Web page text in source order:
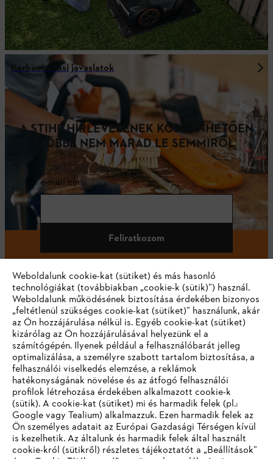
Karbantartási javaslatok
A STIHL HÍRLEVELÉNEK KÖSZÖNHETŐEN
TÖBBÉ NEM MARAD LE SEMMIRŐL
e-mail cím
Feliratkozom
#STIHL
Vállalat
STIHL GYIK
Weboldalunk cookie-kat (sütiket) és más hasonló
technológiákat (továbbiakban „cookie-k (sütik)”) használ.
Weboldalunk működésének biztosítása érdekében bizonyos
„feltétlenül szükséges cookie-kat (sütiket)” használunk, akár
az Ön hozzájárulása nélkül is. Egyéb cookie-kat (sütiket)
kizárólag az Ön hozzájárulásával helyezünk el a
számítógépén. Ilyenek például a felhasználóbarát jelleg
optimalizálása, a személyre szabott tartalom biztosítása, a
felhasználói viselkedés elemzése, a reklámok
hatékonyságának növelése és az átfogó felhasználói
profilok létrehozása érdekében alkalmazott cookie-k
(sütik). A cookie-kat (sütiket) mi és harmadik felek (pl.:
Google vagy Tealium) alkalmazzuk. Ezen harmadik felek az
Ön személyes adatait az Európai Gazdasági Térségen kívül
is kezelhetik. Az általunk és harmadik felek által használt
cookie-król (sütikről) részletes tájékoztatót a „Beállítások”